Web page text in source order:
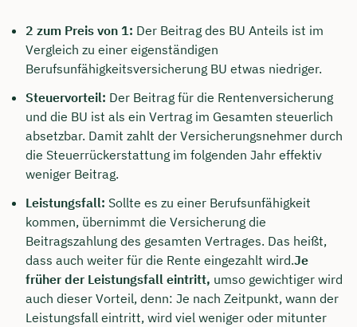
2 zum Preis von 1: Der Beitrag des BU Anteils ist im
Vergleich zu einer eigenständigen
Berufsunfähigkeitsversicherung BU etwas niedriger.
Steuervorteil: Der Beitrag für die Rentenversicherung
und die BU ist als ein Vertrag im Gesamten steuerlich
absetzbar. Damit zahlt der Versicherungsnehmer durch
die Steuerrückerstattung im folgenden Jahr effektiv
weniger Beitrag.
Leistungsfall: Sollte es zu einer Berufsunfähigkeit
kommen, übernimmt die Versicherung die
Beitragszahlung des gesamten Vertrages. Das heißt,
dass auch weiter für die Rente eingezahlt wird.Je
früher der Leistungsfall eintritt, umso gewichtiger wird
auch dieser Vorteil, denn: Je nach Zeitpunkt, wann der
Leistungsfall eintritt, wird viel weniger oder mitunter